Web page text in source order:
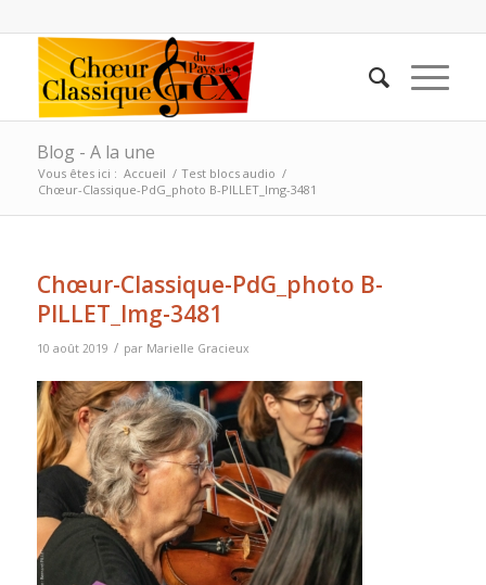
Blog - A la une
Vous êtes ici : Accueil / Test blocs audio /
Chœur-Classique-PdG_photo B-PILLET_Img-3481
Chœur-Classique-PdG_photo B-
PILLET_Img-3481
10 août 2019 / par Marielle Gracieux